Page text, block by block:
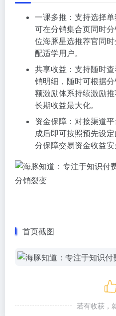
一课多推：支持选择
可在分销集合页同时
位海豚星选推荐官同
配适学用户。
共享收益：支持随时
销明细，随时可根据
额激励体系持续激励
长期收益最大化。
资金保障：对接渠道
成后即可按照预先设
分保障交易资金收益安
分销裂变
首页截图
若有收获，